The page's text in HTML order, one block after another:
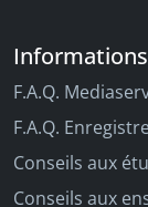
F.A.Q.
F.A.Q.
Conseils aux
Conseils aux